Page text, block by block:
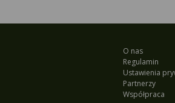
O nas
Regulamin
Ustawienia
Partnerzy
Współpraca